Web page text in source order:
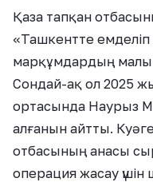
Қаза тапқан
«Ташкентте емделіп
марқұмдардың малы
Сондай-ақ ол 2025
ортасында Наурыз
алғанын айтты.
отбасының анасы
операция жасау